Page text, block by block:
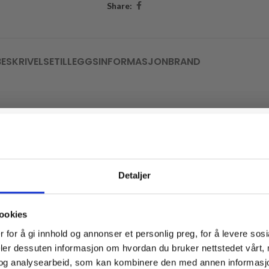
Detaljer
for å gi innhold og annonser et personlig preg, for å levere
dessuten informasjon om hvordan du bruker nettstedet vårt,
analysearbeid, som kan kombinere den med annen
Share:
TILLEGGSINFORMASJONBRAND
hver for seg med vendepinner, og det strikkes til ned under
og det legges opp masker mot hals før hvert forstykke
før det strikkes videre rundt til hel lengde. Det strikkes opp
10% rabatt
Ja? Legg igjen eposten din her: